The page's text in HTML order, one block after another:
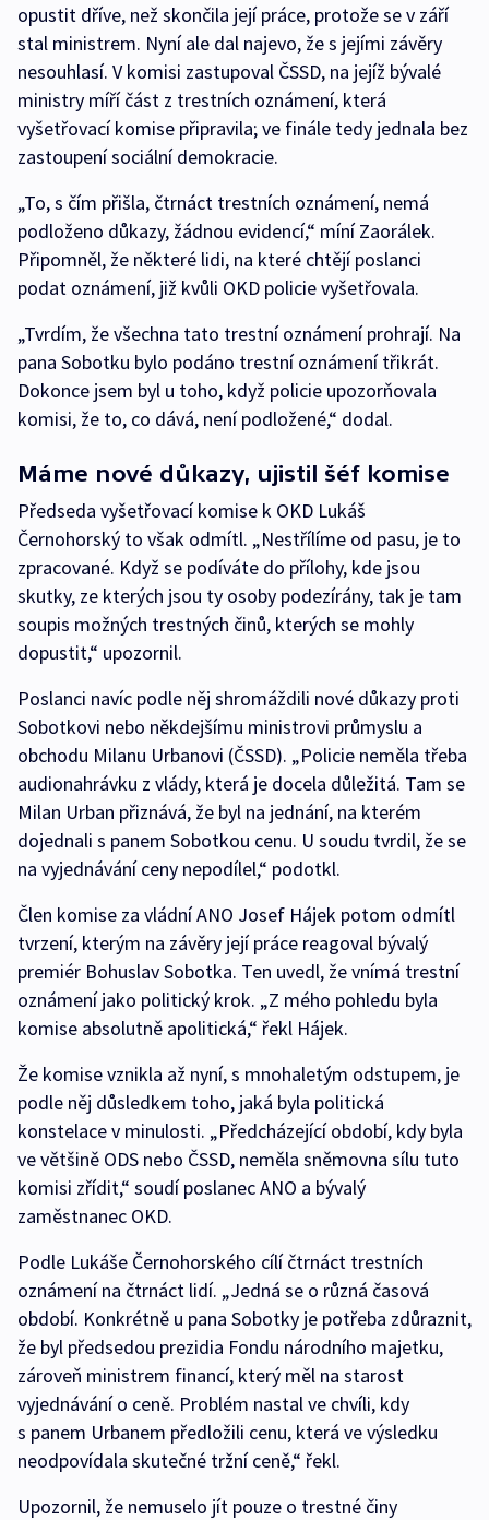
opustit dříve, než skončila její práce, protože se v září
stal ministrem. Nyní ale dal najevo, že s jejími závěry
nesouhlasí. V komisi zastupoval ČSSD, na jejíž bývalé
ministry míří část z trestních oznámení, která
vyšetřovací komise připravila; ve finále tedy jednala bez
zastoupení sociální demokracie.
„To, s čím přišla, čtrnáct trestních oznámení, nemá
podloženo důkazy, žádnou evidencí,“ míní Zaorálek.
Připomněl, že některé lidi, na které chtějí poslanci
podat oznámení, již kvůli OKD policie vyšetřovala.
„Tvrdím, že všechna tato trestní oznámení prohrají. Na
pana Sobotku bylo podáno trestní oznámení třikrát.
Dokonce jsem byl u toho, když policie upozorňovala
komisi, že to, co dává, není podložené,“ dodal.
Máme nové důkazy, ujistil šéf komise
Předseda vyšetřovací komise k OKD Lukáš
Černohorský to však odmítl. „Nestřílíme od pasu, je to
zpracované. Když se podíváte do přílohy, kde jsou
skutky, ze kterých jsou ty osoby podezírány, tak je tam
soupis možných trestných činů, kterých se mohly
dopustit,“ upozornil.
Poslanci navíc podle něj shromáždili nové důkazy proti
Sobotkovi nebo někdejšímu ministrovi průmyslu a
obchodu Milanu Urbanovi (ČSSD). „Policie neměla třeba
audionahrávku z vlády, která je docela důležitá. Tam se
Milan Urban přiznává, že byl na jednání, na kterém
dojednali s panem Sobotkou cenu. U soudu tvrdil, že se
na vyjednávání ceny nepodílel,“ podotkl.
Člen komise za vládní ANO Josef Hájek potom odmítl
tvrzení, kterým na závěry její práce reagoval bývalý
premiér Bohuslav Sobotka. Ten uvedl, že vnímá trestní
oznámení jako politický krok. „Z mého pohledu byla
komise absolutně apolitická,“ řekl Hájek.
Že komise vznikla až nyní, s mnohaletým odstupem, je
podle něj důsledkem toho, jaká byla politická
konstelace v minulosti. „Předcházející období, kdy byla
ve většině ODS nebo ČSSD, neměla sněmovna sílu tuto
komisi zřídit,“ soudí poslanec ANO a bývalý
zaměstnanec OKD.
Podle Lukáše Černohorského cílí čtrnáct trestních
oznámení na čtrnáct lidí. „Jedná se o různá časová
období. Konkrétně u pana Sobotky je potřeba zdůraznit,
že byl předsedou prezidia Fondu národního majetku,
zároveň ministrem financí, který měl na starost
vyjednávání o ceně. Problém nastal ve chvíli, kdy
s panem Urbanem předložili cenu, která ve výsledku
neodpovídala skutečné tržní ceně,“ řekl.
Upozornil, že nemuselo jít pouze o trestné činy